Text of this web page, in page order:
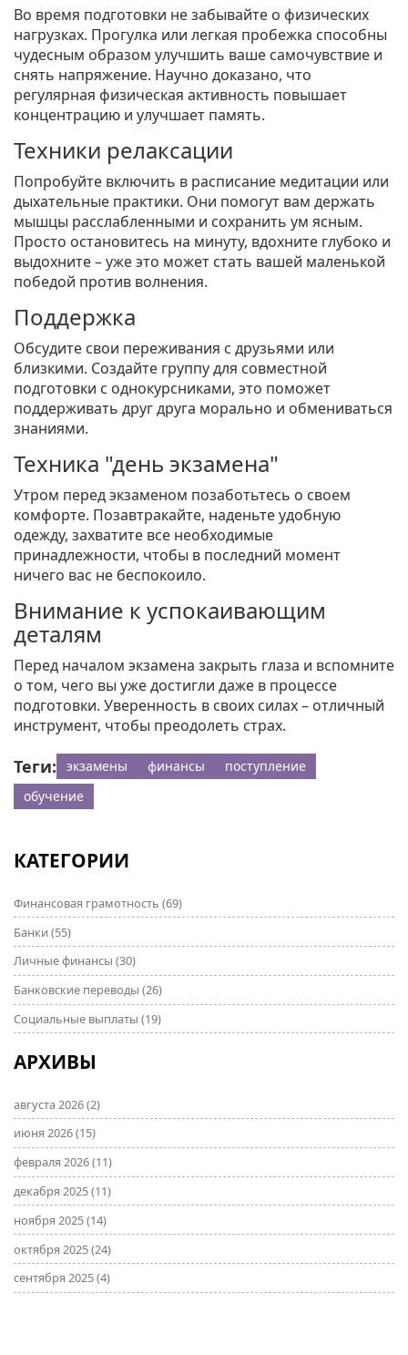
Во время подготовки не забывайте о физических
нагрузках. Прогулка или легкая пробежка способны
чудесным образом улучшить ваше самочувствие и
снять напряжение. Научно доказано, что
регулярная физическая активность повышает
концентрацию и улучшает память.
Техники релаксации
Попробуйте включить в расписание медитации или
дыхательные практики. Они помогут вам держать
мышцы расслабленными и сохранить ум ясным.
Просто остановитесь на минуту, вдохните глубоко и
выдохните – уже это может стать вашей маленькой
победой против волнения.
Поддержка
Обсудите свои переживания с друзьями или
близкими. Создайте группу для совместной
подготовки с однокурсниками, это поможет
поддерживать друг друга морально и обмениваться
знаниями.
Техника "день экзамена"
Утром перед экзаменом позаботьтесь о своем
комфорте. Позавтракайте, наденьте удобную
одежду, захватите все необходимые
принадлежности, чтобы в последний момент
ничего вас не беспокоило.
Внимание к успокаивающим
деталям
Перед началом экзамена закрыть глаза и вспомните
о том, чего вы уже достигли даже в процессе
подготовки. Уверенность в своих силах – отличный
инструмент, чтобы преодолеть страх.
Теги: экзамены финансы
поступление
обучение
КАТЕГОРИИ
Финансовая грамотность (69)
Банки (55)
Личные финансы (30)
Банковские переводы (26)
Социальные выплаты (19)
АРХИВЫ
августа 2026(2)
июня 2026(15)
февраля 2026(11)
декабря 2025(11)
ноября 2025(14)
октября 2025(24)
сентября 2025(4)